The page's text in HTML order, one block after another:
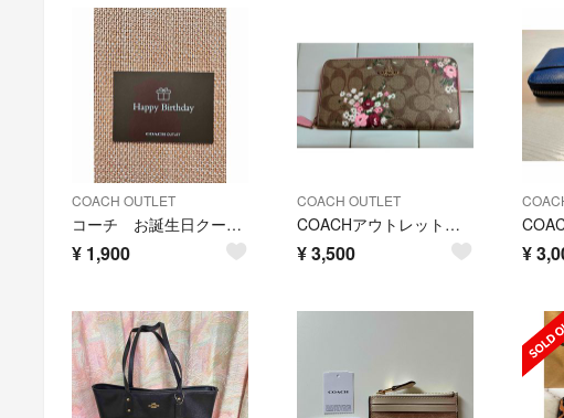
COACH OUTLET
コーチ お誕生日クーポン アウトレット バースデー特典
¥ 1,900
COACH OUTLET
COACHアウトレット長財布°・*:.。.☆最終お値下げ致しました✨
¥3,500 ¥